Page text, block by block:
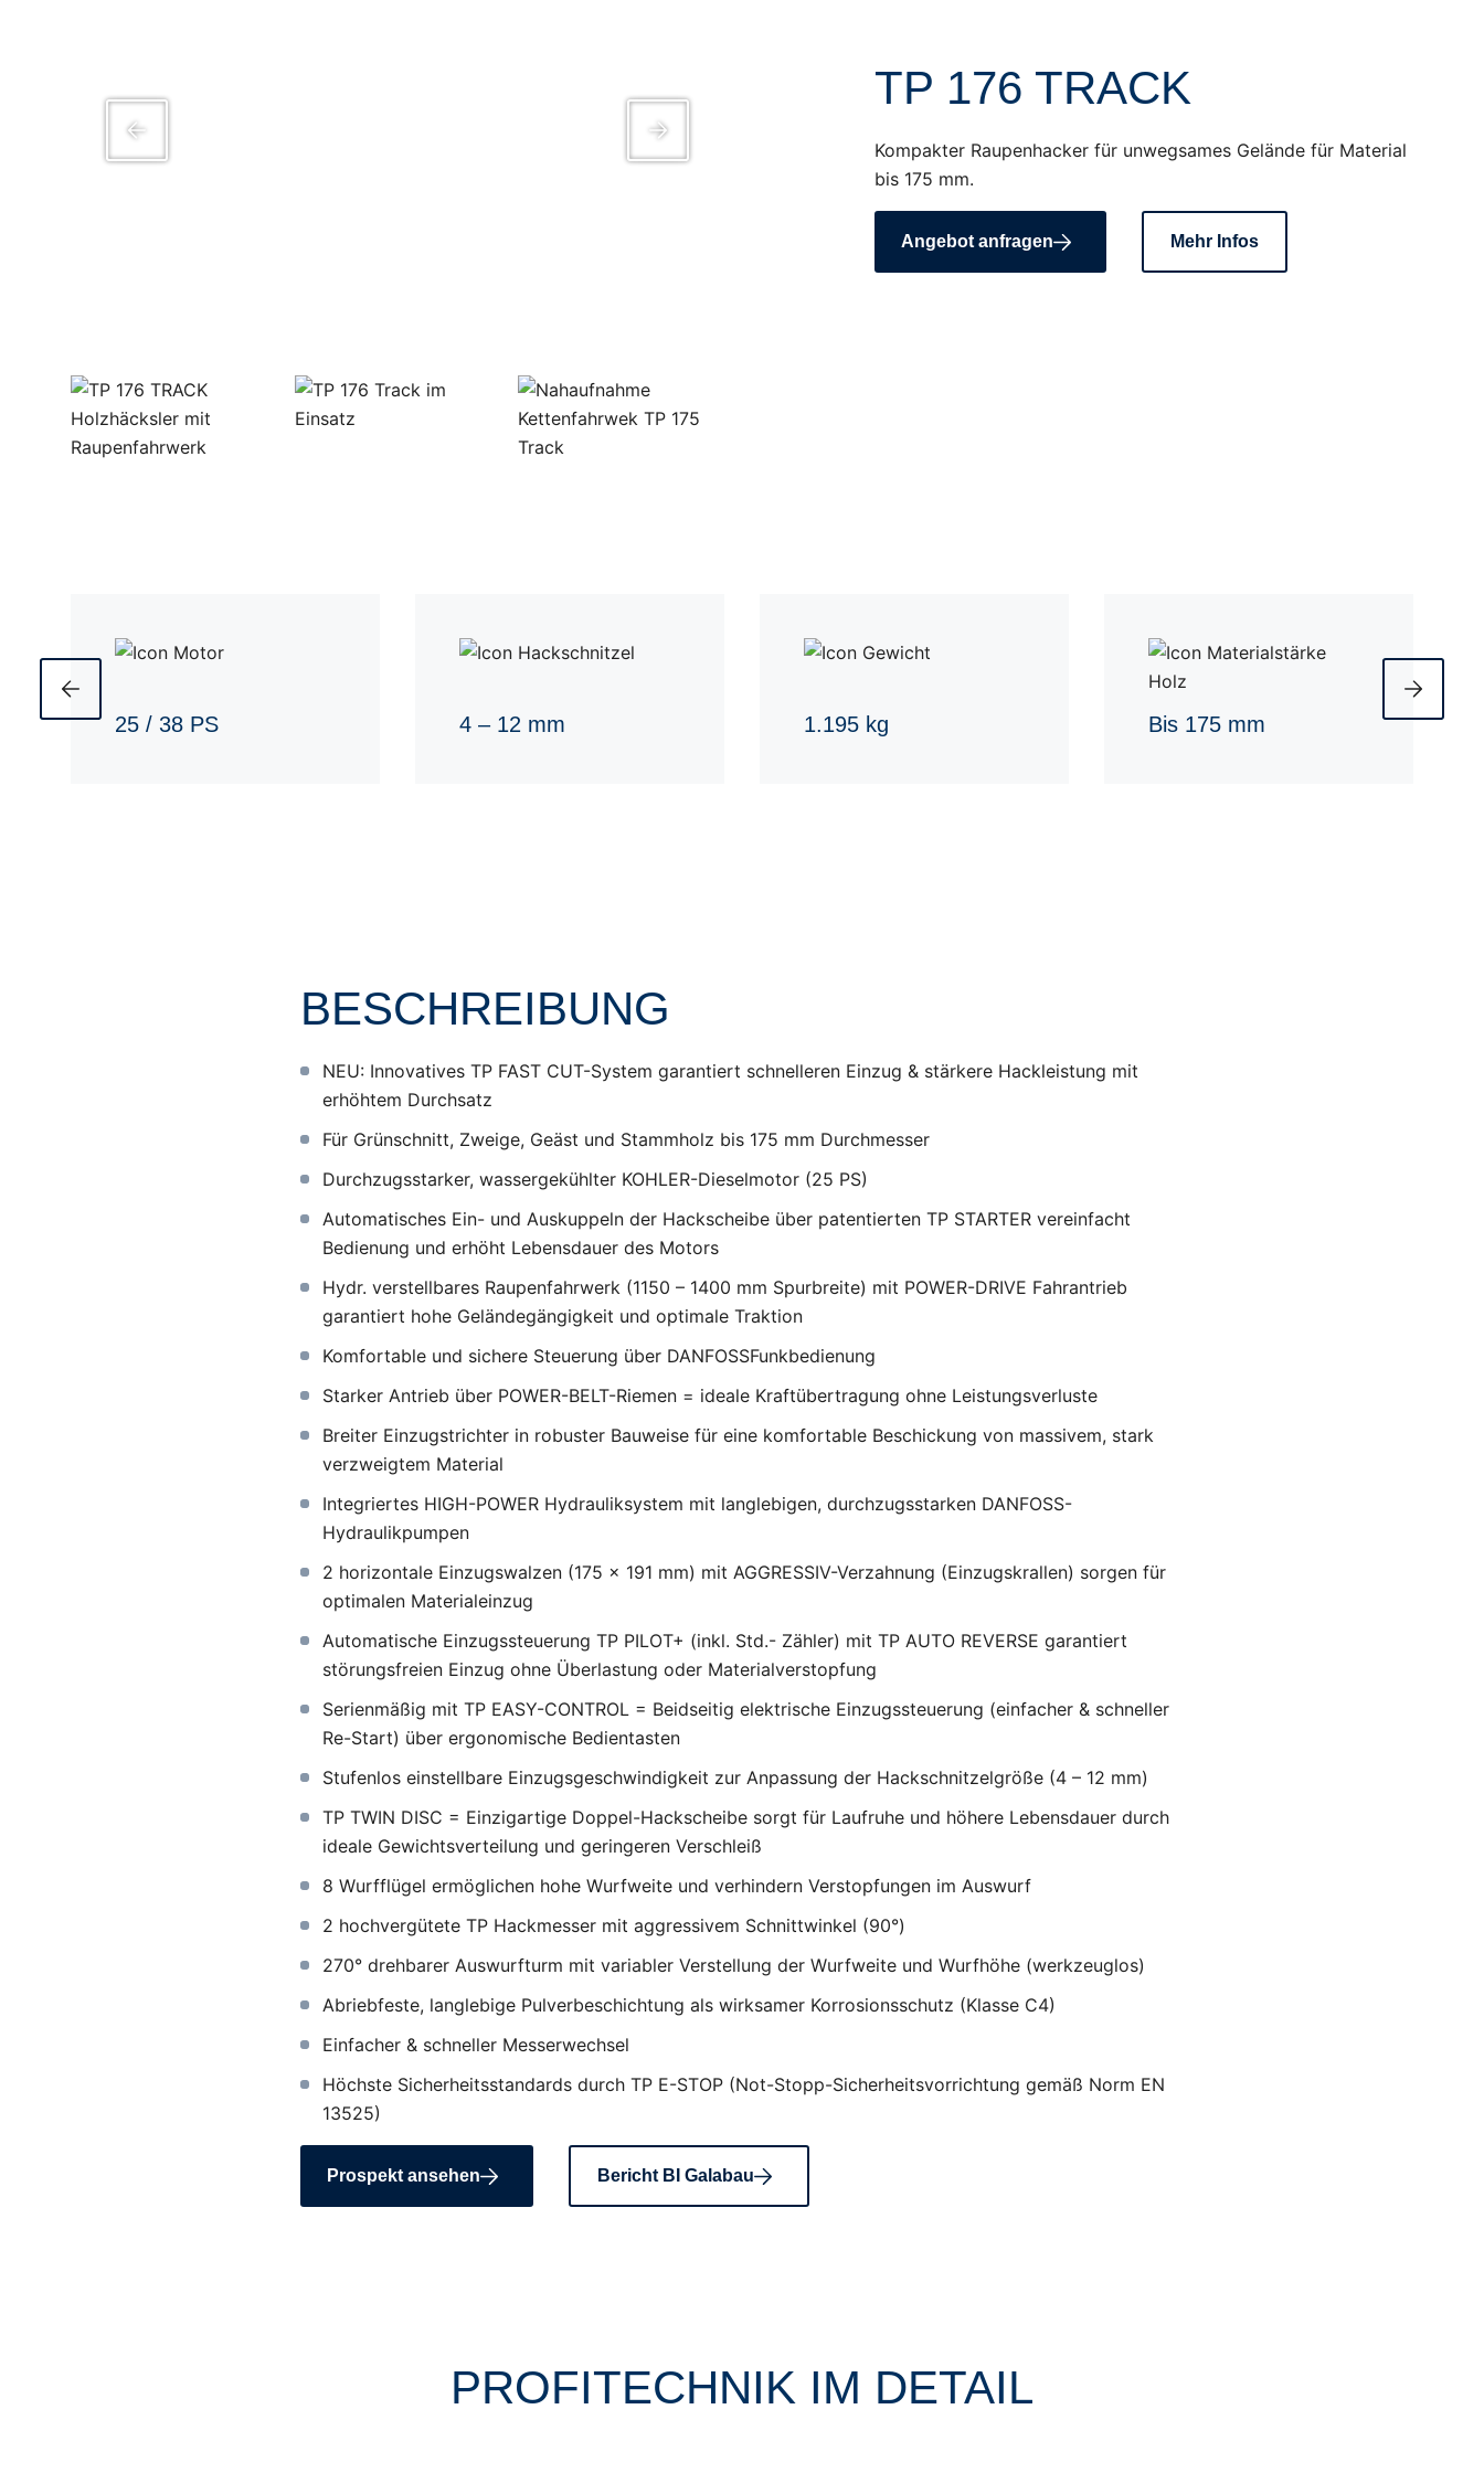
TP 176 TRACK
Kompakter Raupenhacker für unwegsames Gelände für Material
bis 175 mm.
Angebot anfragen Mehr Infos
25 / 38 PS 4 – 12 mm 1.195 kg Bis 175 mm
BESCHREIBUNG
NEU: Innovatives TP FAST CUT-System garantiert schnelleren Einzug & stärkere Hackleistung mit
erhöhtem Durchsatz
Für Grünschnitt, Zweige, Geäst und Stammholz bis 175 mm Durchmesser
Durchzugsstarker, wassergekühlter KOHLER-Dieselmotor (25 PS)
Automatisches Ein- und Auskuppeln der Hackscheibe über patentierten TP STARTER vereinfacht
Bedienung und erhöht Lebensdauer des Motors
Hydr. verstellbares Raupenfahrwerk (1150 – 1400 mm Spurbreite) mit POWER-DRIVE Fahrantrieb
garantiert hohe Geländegängigkeit und optimale Traktion
Komfortable und sichere Steuerung über DANFOSSFunkbedienung
Starker Antrieb über POWER-BELT-Riemen = ideale Kraftübertragung ohne Leistungsverluste
Breiter Einzugstrichter in robuster Bauweise für eine komfortable Beschickung von massivem, stark
verzweigtem Material
Integriertes HIGH-POWER Hydrauliksystem mit langlebigen, durchzugsstarken DANFOSS-
Hydraulikpumpen
2 horizontale Einzugswalzen (175 x 191 mm) mit AGGRESSIV-Verzahnung (Einzugskrallen) sorgen für
optimalen Materialeinzug
Automatische Einzugssteuerung TP PILOT+ (inkl. Std.- Zähler) mit TP AUTO REVERSE garantiert
störungsfreien Einzug ohne Überlastung oder Materialverstopfung
Serienmäßig mit TP EASY-CONTROL = Beidseitig elektrische Einzugssteuerung (einfacher & schneller
Re-Start) über ergonomische Bedientasten
Stufenlos einstellbare Einzugsgeschwindigkeit zur Anpassung der Hackschnitzelgröße (4 – 12 mm)
TP TWIN DISC = Einzigartige Doppel-Hackscheibe sorgt für Laufruhe und höhere Lebensdauer durch
ideale Gewichtsverteilung und geringeren Verschleiß
8 Wurfflügel ermöglichen hohe Wurfweite und verhindern Verstopfungen im Auswurf
2 hochvergütete TP Hackmesser mit aggressivem Schnittwinkel (90°)
270° drehbarer Auswurfturm mit variabler Verstellung der Wurfweite und Wurfhöhe (werkzeuglos)
Abriebfeste, langlebige Pulverbeschichtung als wirksamer Korrosionsschutz (Klasse C4)
Einfacher & schneller Messerwechsel
Höchste Sicherheitsstandards durch TP E-STOP (Not-Stopp-Sicherheitsvorrichtung gemäß Norm EN
13525)
Prospekt ansehen Bericht BI Galabau
PROFITECHNIK IM DETAIL